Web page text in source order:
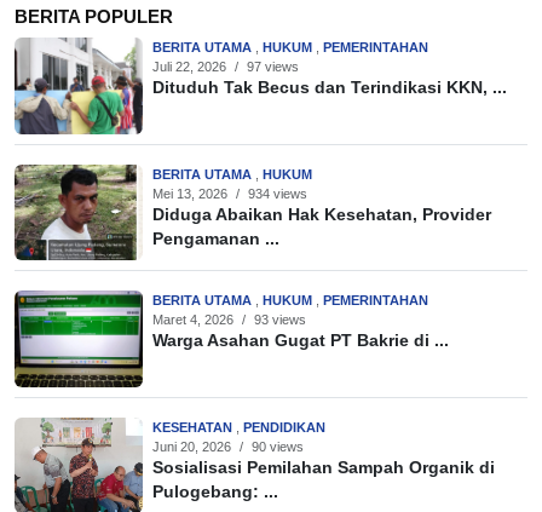
BERITA POPULER
BERITA UTAMA HUKUM
PEMERINTAHAN
Juli 22, 2026 / 97 views
Dituduh Tak Becus dan Terindikasi KKN, ...
BERITA UTAMA
HUKUM
Mei 13, 2026 / 934 views
Diduga Abaikan Hak Kesehatan, Provider
Pengamanan ...
BERITA UTAMA HUKUM
PEMERINTAHAN
Maret 4, 2026 / 93 views
Warga Asahan Gugat PT Bakrie di ...
KESEHATAN
PENDIDIKAN
Juni 20, 2026 / 90 views
Sosialisasi Pemilahan Sampah Organik di
Pulogebang: ...